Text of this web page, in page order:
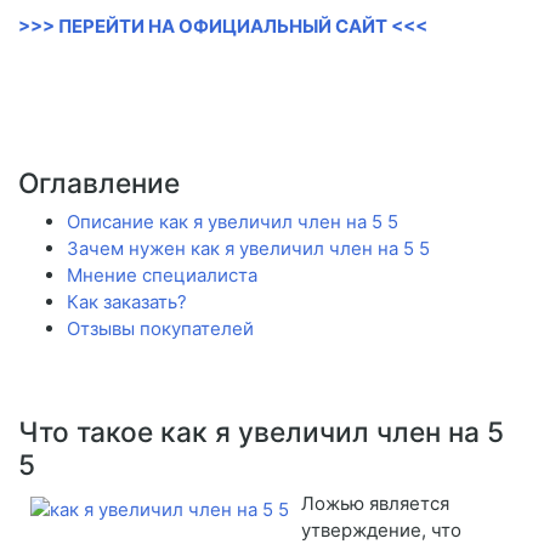
>>> ПЕРЕЙТИ НА ОФИЦИАЛЬНЫЙ САЙТ <<<
Оглавление
Описание как я увеличил член на 5 5
Зачем нужен как я увеличил член на 5 5
Мнение специалиста
Как заказать?
Отзывы покупателей
Что такое как я увеличил член на 5
5
Ложью является
утверждение, что